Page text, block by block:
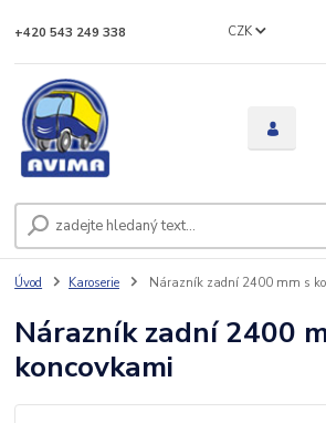
CZK
+420 543 249 338
Úvod Karoserie Nárazník zadní 2400 mm s
Nárazník zadní 2400
koncovkami